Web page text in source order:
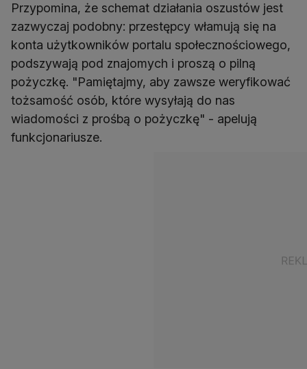
Przypomina, że schemat działania oszustów jest
zazwyczaj podobny: przestępcy włamują się na
konta użytkowników portalu społecznościowego,
podszywają pod znajomych i proszą o pilną
pożyczkę. "Pamiętajmy, aby zawsze weryfikować
tożsamość osób, które wysyłają do nas
wiadomości z prośbą o pożyczkę" - apelują
funkcjonariusze.